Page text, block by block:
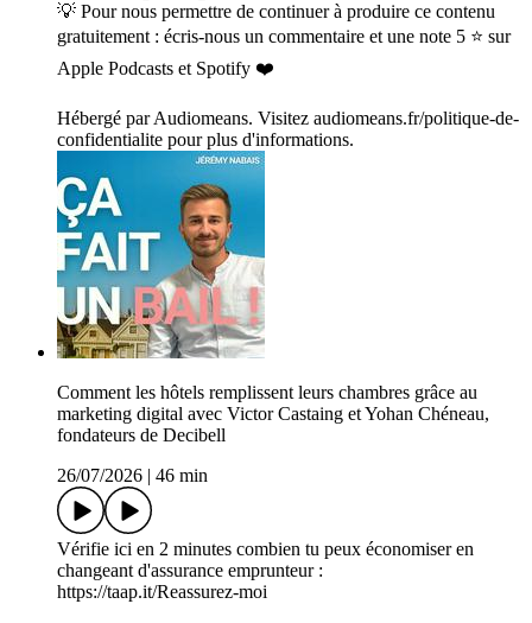
💡 Pour nous permettre de continuer à produire ce contenu
gratuitement : écris-nous un commentaire et une note 5 ⭐ sur
Apple Podcasts et Spotify ❤️
Hébergé par Audiomeans. Visitez audiomeans.fr/politique-de-
confidentialite pour plus d'informations.
Comment les hôtels remplissent leurs chambres grâce au
marketing digital avec Victor Castaing et Yohan Chéneau,
fondateurs de Decibell
26/07/2026
46 min
Vérifie ici en 2 minutes combien tu peux économiser en
changeant d'assurance emprunteur :
https://taap.it/Reassurez-moi